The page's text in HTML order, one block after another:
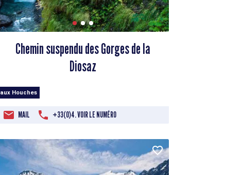
Chemin suspendu des Gorges de la
Diosaz
aux Houches
MAIL +33(0)4. VOIR LE NUMÉRO